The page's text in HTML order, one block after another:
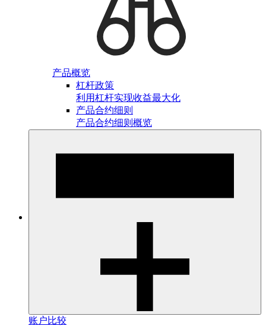
产品概览
杠杆政策
利用杠杆实现收益最大化
产品合约细则
产品合约细则概览
账户比较